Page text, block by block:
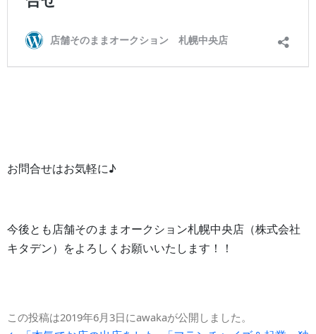
お問合せはお気軽に♪
今後とも店舗そのままオークション札幌中央店（株式会社
キタデン）をよろしくお願いいたします！！
この投稿は2019年6月3日にawakaが公開しました 。